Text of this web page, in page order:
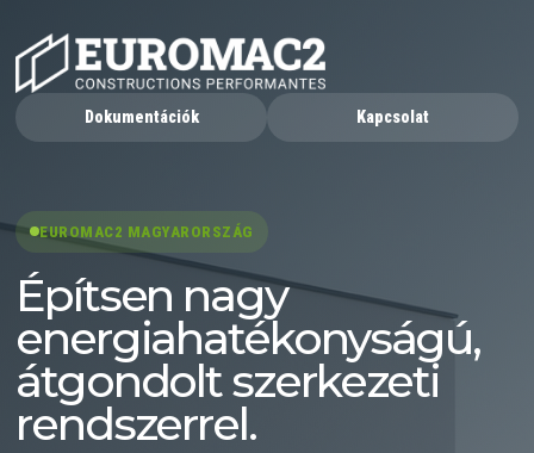
Dokumentációk Kapcsolat
EUROMAC2 MAGYARORSZÁG
Építsen nagy
energiahatékonyságú,
átgondolt szerkezeti
rendszerrel.